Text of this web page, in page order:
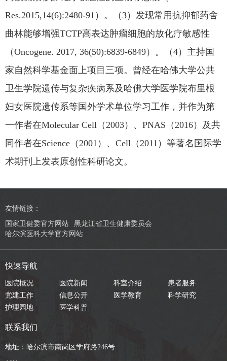
Res.2015,14(6):2480-91）。（3）发现常用抗抑郁药舍
曲林能够增强TCTP高表达肿瘤细胞的放化疗敏感性
（Oncogene. 2017, 36(50):6839-6849）。（4）主持国
家自然科学基金面上项目三项。曾经在哈佛大学公共
卫生学院遗传与复杂疾病系及哈佛大学医学院布里根
妇女医院遗传系等国外学术单位学习工作，并作为第
一作者在Molecular Cell（2003）、PNAS（2016）及共
同作者在Science（2001）、Cell（2011）等著名国际学
术期刊上发表原创性科研论文。
友情链接：
国家卫健委官方网站
黑龙江省卫生健康委员会
哈尔滨医科大学官方网站
快速导航
医院概况 医院新闻 科室介绍
患者服务
党建工作
信息公开 医学教育
科学研究
护理园地
医学科普
联系我们
地址：哈尔滨市南岗区学府路246号